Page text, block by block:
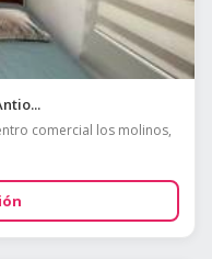
comercial los molinos,